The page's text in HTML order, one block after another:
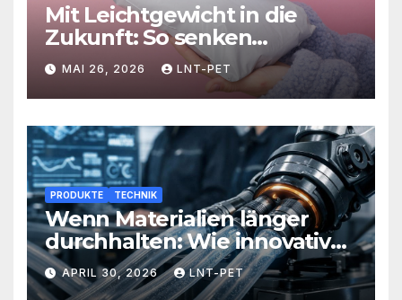
Mit Leichtgewicht in die
Zukunft: So senken
Versandlösungen Ihre
Kosten und steigern Effizienz
MAI 26, 2026 LNT-PET
PRODUKTE TECHNIK
Wenn Materialien länger
durchhalten: Wie innovative
Werkstoffe Ihre Abläufe
revolutionieren
APRIL 30, 2026 LNT-PET